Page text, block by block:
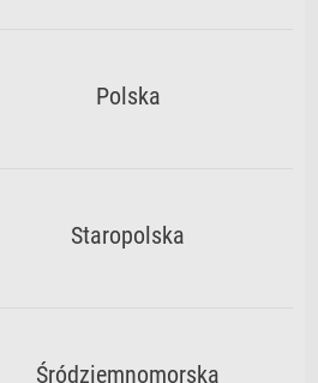
Polska
Staropolska
Śródziemnomorska